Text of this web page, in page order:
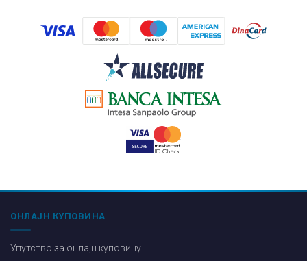
ОНЛАЈН КУПОВИНА
Упутство за онлајн куповину